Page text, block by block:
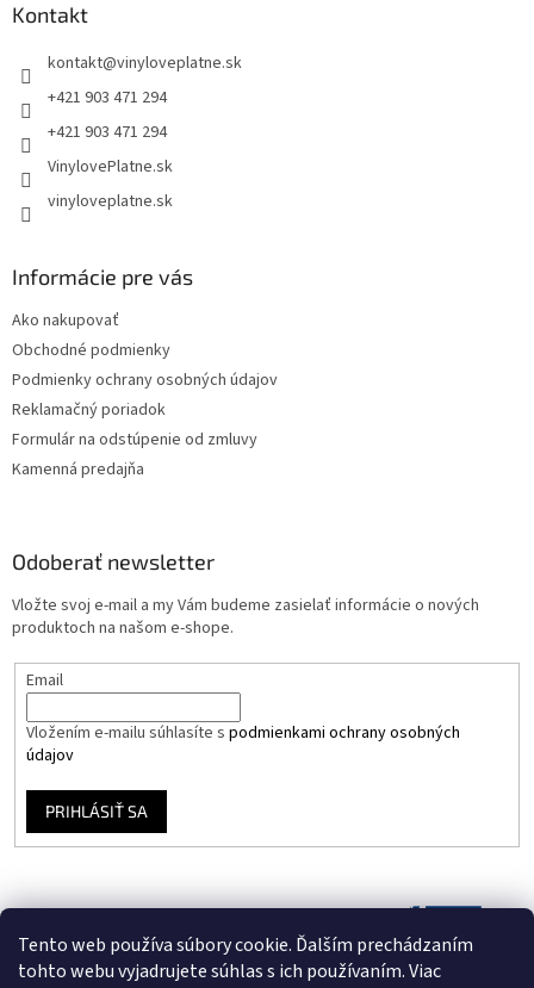
Tento web používa súbory cookie. Ďalším prechádzaním
tohto webu vyjadrujete súhlas s ich používaním. Viac
Kontakt
kontakt@vinyloveplatne.sk
+421 903 471 294
+421 903 471 294
VinylovePlatne.sk
vinyloveplatne.sk
Informácie pre vás
Ako nakupovať
Obchodné podmienky
Podmienky ochrany osobných údajov
Reklamačný poriadok
Formulár na odstúpenie od zmluvy
Kamenná predajňa
Odoberať newsletter
Vložte svoj e-mail a my Vám budeme zasielať informácie o nových
produktoch na našom e-shope.
Email
Vložením e-mailu súhlasíte s podmienkami ochrany osobných
údajov
PRIHLÁSIŤ SA